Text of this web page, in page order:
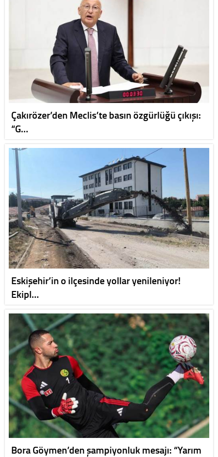
Çakırözer’den Meclis’te basın özgürlüğü çıkışı:
“G…
Eskişehir’in o ilçesinde yollar yenileniyor!
Ekipl…
Bora Göymen’den şampiyonluk mesajı: “Yarım